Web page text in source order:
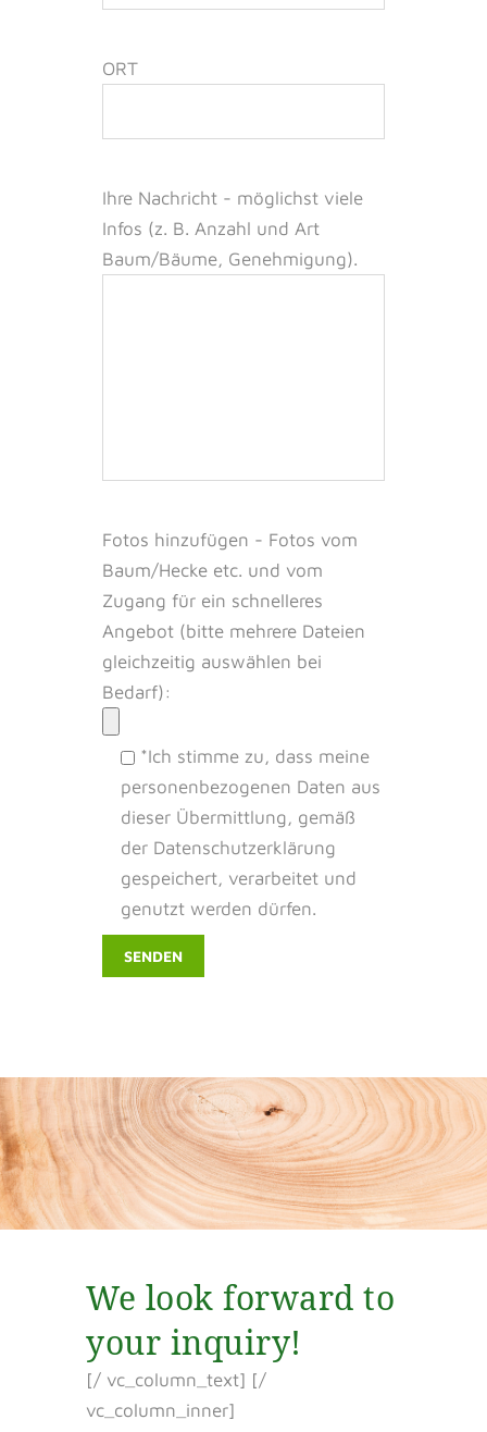
ORT
Ihre Nachricht - möglichst viele
Infos (z. B. Anzahl und Art
Baum/Bäume, Genehmigung).
Fotos hinzufügen - Fotos vom
Baum/Hecke etc. und vom
Zugang für ein schnelleres
Angebot (bitte mehrere Dateien
gleichzeitig auswählen bei
Bedarf):
*Ich stimme zu, dass meine
personenbezogenen Daten aus
dieser Übermittlung, gemäß
der Datenschutzerklärung
gespeichert, verarbeitet und
genutzt werden dürfen.
We look forward to
your inquiry!
[/ vc_column_text] [/
vc_column_inner]